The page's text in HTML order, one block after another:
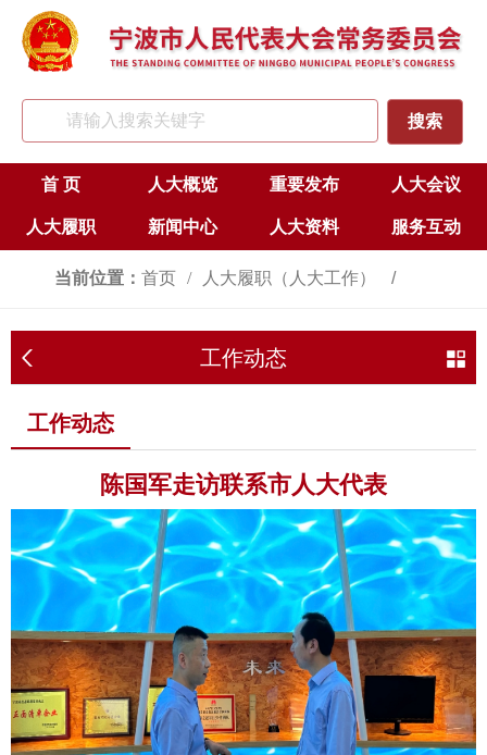
首 页 人大概览 重要发布 人大会议
人大履职 新闻中心 人大资料 服务互动
当前位置： 首页 人大履职（人大工作）
代表工作 工作动态
工作动态
工作动态
陈国军走访联系市人大代表